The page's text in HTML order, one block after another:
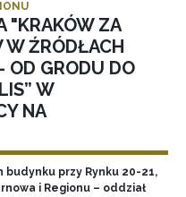
"KRAKÓW ZA
W ŹRÓDŁACH
OD GRODU DO
W
NA
budynku przy Rynku 20-21,
i Regionu – oddział